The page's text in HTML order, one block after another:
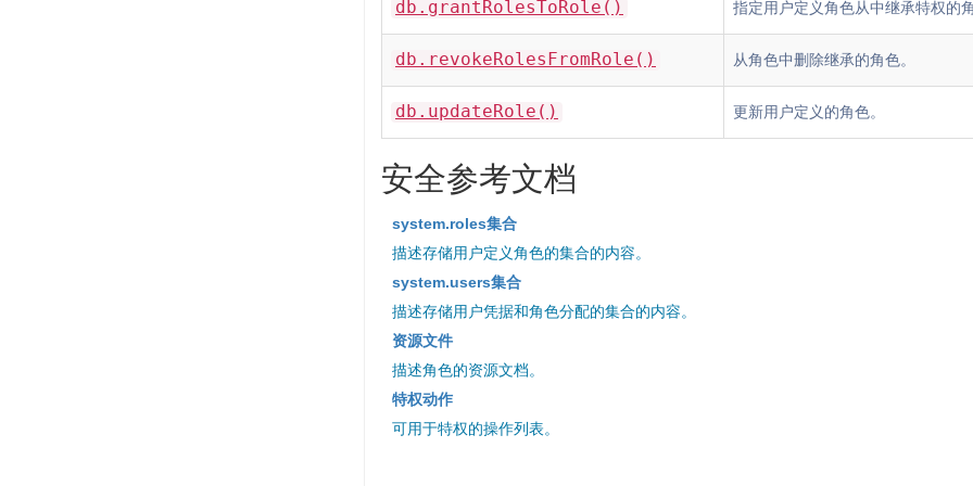
db.grantRolesToRole() 指定用户定义角色从中继承特权的
db.revokeRolesFromRole() 从角色中删除继承的角色。
db.updateRole() 更新用户定义的角色。
安全参考文档
system.roles集合
描述存储用户定义角色的集合的内容。
system.users集合
描述存储用户凭据和角色分配的集合的内容。
资源文件
描述角色的资源文档。
特权动作
可用于特权的操作列表。